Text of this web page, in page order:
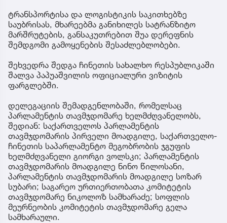
ტრანსპორტისა და ლოგისტიკის საკითხებზე
საუბრისას, მხარეებმა განიხილეს სატრანზიტო
მარშრუტების, განსაკუთრებით შუა დერეფნის
შემდგომი გამოყენების შესაძლებლობები.
შეხვედრა შედგა ჩინეთის სახალხო რესპუბლიკაში
შალვა პაპუაშვილის ოფიციალური ვიზიტის
ფარგლებში.
დელეგაციის შემადგენლობაში, რომელსაც
პარლამენტის თავმჯდომარე ხელმძღვანელობს,
შედიან: საქართველოს პარლამენტის
თავმჯდომარის პირველი მოადგილე, საქართველო-
ჩინეთის საპარლამენტო მეგობრობის ჯგუფის
ხელმძღვანელი გიორგი ვოლსკი; პარლამენტის
თავმჯდომარის მოადგილე ნინო წილოსანი,
პარლამენტის თავმჯდომარის მოადგილე სოზარ
სუბარი; საგარეო ურთიერთობათა კომიტეტის
თავმჯდომარე ნიკოლოზ სამხარაძე; სოფლის
მეურნეობის კომიტეტის თავმჯდომარე გელა
სამხარაული.